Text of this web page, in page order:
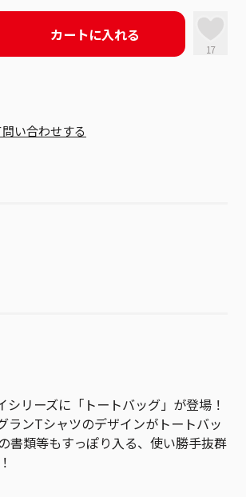
カートに入れる
17
い合わせする
シリーズに「トートバッグ」が登場！
ランTシャツのデザインがトートバッ
書類等もすっぽり入る、使い勝手抜群